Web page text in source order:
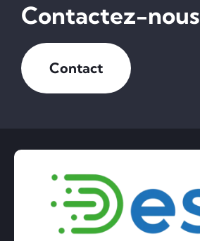
Contactez-nous
Contact